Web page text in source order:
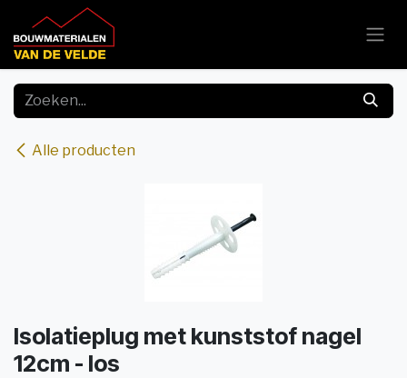
Overslaan naar inhoud
Alle producten
Isolatieplug met kunststof nagel
12cm - los